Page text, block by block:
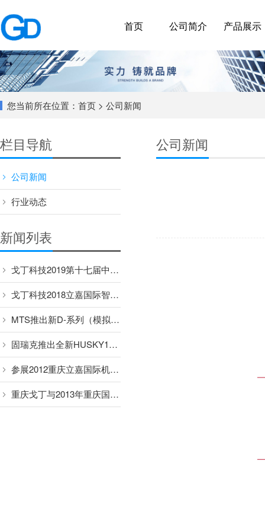
首页 公司简介 产品展示
您当前所在位置： 首页 > 公司新闻
栏目导航
公司新闻
行业动态
新闻列表
戈丁科技2019第十七届中国国际肉类工业展览会
戈丁科技2018立嘉国际智能装备展览会
MTS推出新D-系列（模拟量输出）传感器
固瑞克推出全新HUSKY1050替代HUSKY1040
参展2012重庆立嘉国际机械展览会
重庆戈丁与2013年重庆国博立嘉国际机械展览会
公司新闻